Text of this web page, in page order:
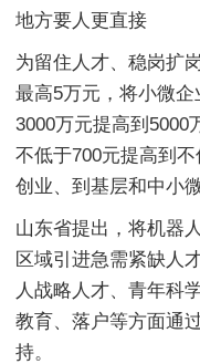
地方要人更直接
为留住人才、稳岗扩
最高5万元，将小微
3000万元提高到5000
不低于700元提高到
创业、到基层和中小
山东省提出，将机器
区域引进急需紧缺人
人战略人才、青年科
教育、落户等方面通
持。